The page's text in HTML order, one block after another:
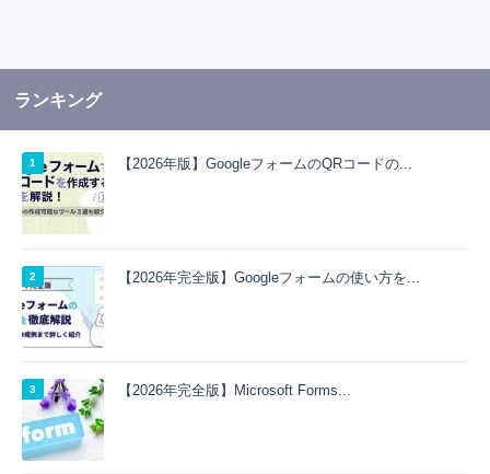
ランキング
【2026年版】GoogleフォームのQRコードの...
【2026年完全版】Googleフォームの使い方を...
【2026年完全版】Microsoft Forms...